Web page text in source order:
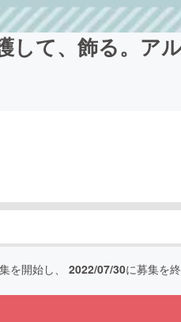
して、飾る。ア
を開始し、 2022/07/30に募集を